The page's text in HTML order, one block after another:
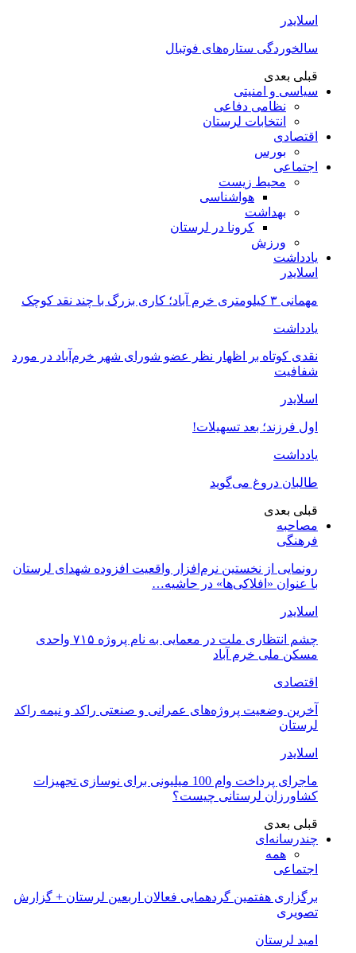
اسلایدر
سالخوردگی ستاره‌های فوتبال
قبلی بعدی
سیاسی و امنیتی
نظامی دفاعی
انتخابات لرستان
اقتصادی
بورس
اجتماعی
محیط زیست
هواشناسی
بهداشت
کرونا در لرستان
ورزش
یادداشت
اسلایدر
مهمانی ۳ کیلومتری خرم آباد؛ کاری بزرگ با چند نقد کوچک
یادداشت
نقدی کوتاه بر اظهار نظر عضو شورای شهر خرم‌آباد در مورد
شفافیت
اسلایدر
اول فرزند؛ بعد تسهیلات!
یادداشت
طالبان دروغ می‌گوید
قبلی بعدی
مصاحبه
فرهنگی
رونمایی از نخستین نرم‌افزار واقعیت افزوده شهدای لرستان
با عنوان «افلاکی‌ها» در حاشیه…
اسلایدر
چشم انتظاری ملت در معمایی به نام پروژه ۷۱۵ واحدی
مسکن ملی خرم آباد
اقتصادی
آخرین وضعیت پروژه‌های عمرانی و صنعتی راکد و نیمه راکد
لرستان
اسلایدر
ماجرای پرداخت وام 100 میلیونی برای نوسازی تجهیزات
کشاورزان لرستانی چیست؟
قبلی بعدی
چندرسانه‌ای
همه
اجتماعی
برگزاری هفتمین گردهمایی فعالان اربعین لرستان + گزارش
تصویری
امید لرستان